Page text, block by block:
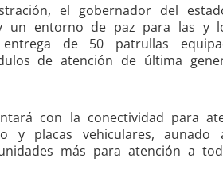
el gobernador del
un entorno de paz para las y
de 50 patrullas
de atención de última
con la conectividad para
y placas vehiculares,
más para atención a